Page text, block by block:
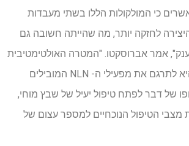
כי המולקולות הללו בשתי מעבדות
לחזקה יותר, מה שהייתה חשובה גם
אמר אברוסקטו. "המטרה האולטימטיבית
שלנו לטווח הארוך היא לתרגם את מפעילי ה- NLN המובילים
של דבר לפתח טיפול יעיל של שבץ מוחי,
מצבי הטיפול הנוכחיים למספר עצום של